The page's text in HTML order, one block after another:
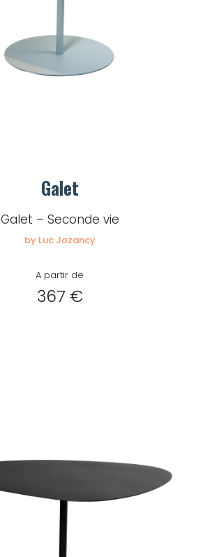
Galet
Galet – Seconde vie
by Luc Jozancy
A partir de
367 €